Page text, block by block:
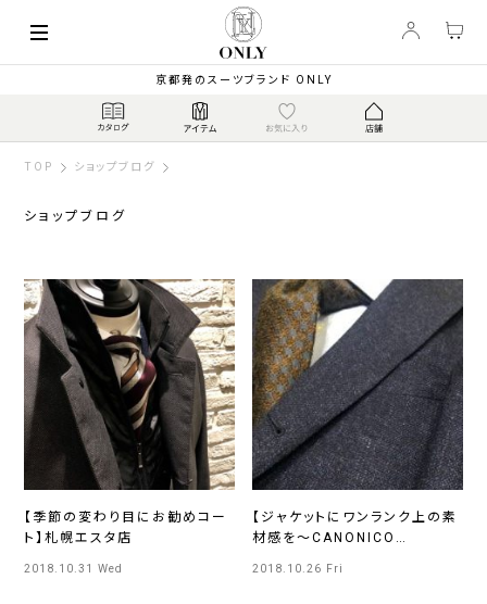
京都発のスーツブランド ONLY
TOP ショップブログ
ショップブログ
【季節の変わり目にお勧めコー
ト】札幌エスタ店
2018.10.31 Wed
【ジャケットにワンランク上の素
材感を〜CANONICO
2018.10.26 Fri